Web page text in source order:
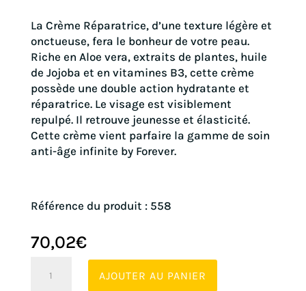
La Crème Réparatrice, d’une texture légère et
onctueuse, fera le bonheur de votre peau.
Riche en Aloe vera, extraits de plantes, huile
de Jojoba et en vitamines B3, cette crème
possède une double action hydratante et
réparatrice. Le visage est visiblement
repulpé. Il retrouve jeunesse et élasticité.
Cette crème vient parfaire la gamme de soin
anti-âge infinite by Forever.
Référence du produit : 558
70,02€
AJOUTER AU PANIER